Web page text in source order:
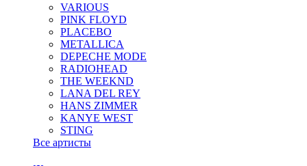
VARIOUS
PINK FLOYD
PLACEBO
METALLICA
DEPECHE MODE
RADIOHEAD
THE WEEKND
LANA DEL REY
HANS ZIMMER
KANYE WEST
STING
Все артисты